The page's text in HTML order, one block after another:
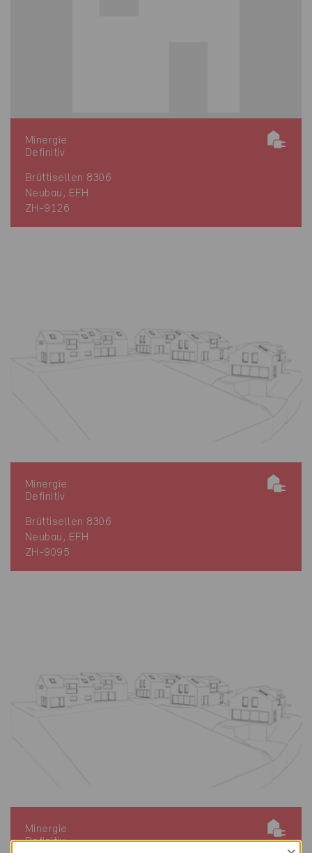
Minergie
Definitiv
Brüttisellen 8306
Neubau, EFH
ZH-9126
Minergie
Definitiv
Brüttisellen 8306
Neubau, EFH
ZH-9095
Minergie
Definitiv